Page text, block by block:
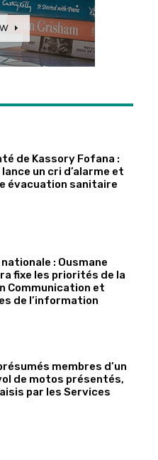
de Kassory Fofana :
un cri d’alarme et
évacuation sanitaire
: Ousmane
fixe les priorités de la
Communication et
de l’information
membres d’un
de motos présentés,
par les Services